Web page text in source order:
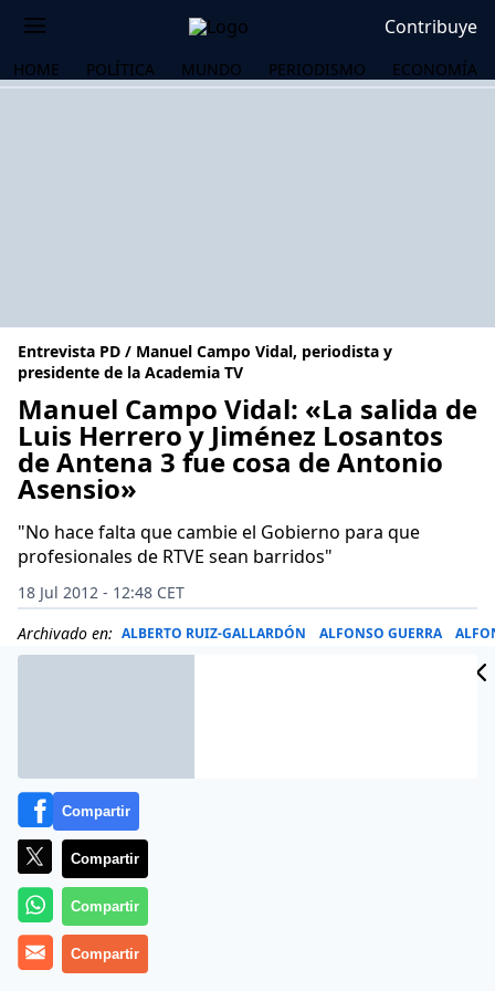
Contribuye
HOME POLÍTICA MUNDO PERIODISMO ECONOMÍA
Entrevista PD / Manuel Campo Vidal, periodista y
presidente de la Academia TV
Manuel Campo Vidal: «La salida de
Luis Herrero y Jiménez Losantos
de Antena 3 fue cosa de Antonio
Asensio»
"No hace falta que cambie el Gobierno para que
profesionales de RTVE sean barridos"
18 Jul 2012 - 12:48 CET
Archivado en: ALBERTO RUIZ-GALLARDÓN ALFONSO GUERRA
Compartir
Compartir
Compartir
Compartir